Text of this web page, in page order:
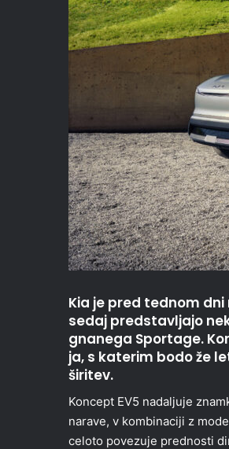
Kia je pred tednom
sedaj predstavljajo
gnanega Sportage.
ja, s katerim bodo že
širitev.
Koncept EV5 nadaljuje
narave, v kombinaciji z
celoto povezuje prednosti